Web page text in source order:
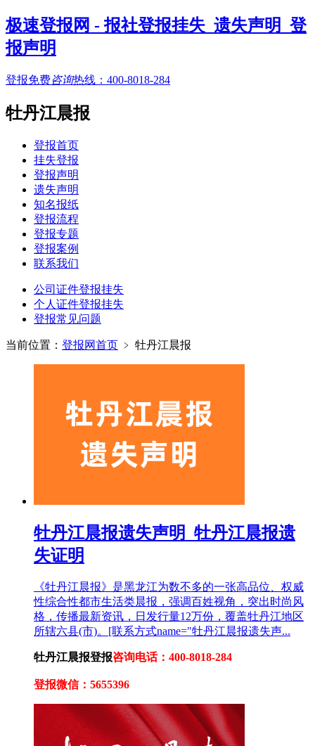
极速登报网 - 报社登报挂失_遗失声明_登
报声明
登报免费咨询热线： 400-8018-284
牡丹江晨报
登报首页
挂失登报
登报声明
遗失声明
知名报纸
登报流程
登报专题
登报案例
联系我们
公司证件登报挂失
个人证件登报挂失
登报常见问题
当前位置： 登报网首页 ﹥ 牡丹江晨报
牡丹江晨报遗失声明_牡丹江晨报遗
失证明
《牡丹江晨报》是黑龙江为数不多的一张高品位、权威
性综合性都市生活类晨报，强调百姓视角，突出时尚风
格，传播最新资讯，日发行量12万份，覆盖牡丹江地区
所辖六县(市)。[联系方式name="牡丹江晨报遗失声...
牡丹江晨报登报咨询电话：400-8018-284
登报微信：5655396